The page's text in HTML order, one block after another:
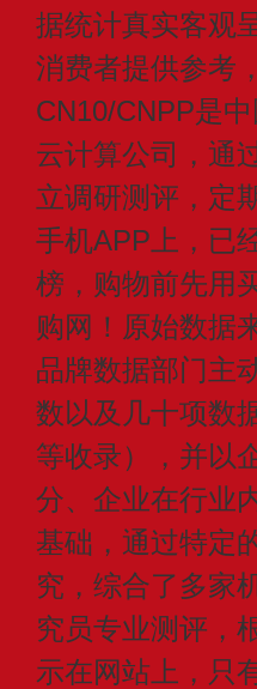
据统计真实客观
消费者提供参考
CN10/CNPP是
云计算公司，通
立调研测评，定
手机APP上，已
榜，购物前先用
购网！原始数据
品牌数据部门主
数以及几十项数
等收录），并以
分、企业在行业
基础，通过特定
究，综合了多家
究员专业测评，
示在网站上，只